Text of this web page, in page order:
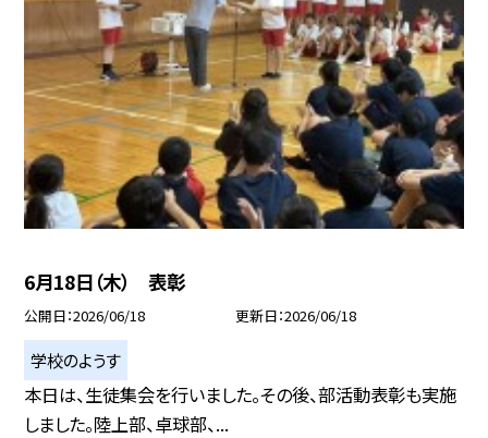
6月18日（木） 表彰
公開日 2026/06/18 更新日 2026/06/18
学校のようす
本日は、生徒集会を行いました。その後、部活動表彰も実施
しました。陸上部、卓球部、...